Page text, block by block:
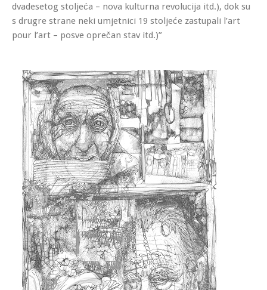
dvadesetog stoljeća – nova kulturna revolucija itd.), dok su
s drugre strane neki umjetnici 19 stoljeće zastupali l’art
pour l’art – posve oprečan stav itd.)”